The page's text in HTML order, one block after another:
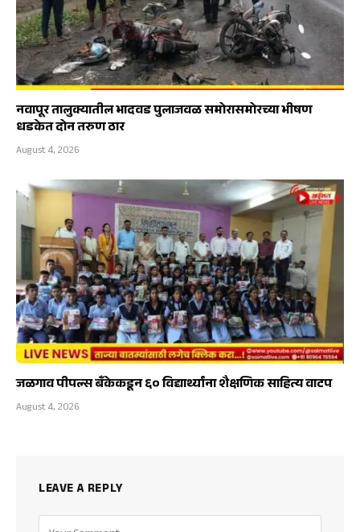
नवापूर तालुक्यातील भादवड पुलाजवळ समोरासमोरच्या भीषण
धडकेत दोन तरुण ठार
August 4, 2026
जळगाव पीपल्स बँकेकडून ६० विद्यार्थ्यांना शैक्षणिक साहित्य वाटप
August 4, 2026
LEAVE A REPLY